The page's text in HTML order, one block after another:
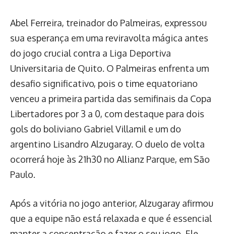
Abel Ferreira, treinador do Palmeiras, expressou
sua esperança em uma reviravolta mágica antes
do jogo crucial contra a Liga Deportiva
Universitaria de Quito. O Palmeiras enfrenta um
desafio significativo, pois o time equatoriano
venceu a primeira partida das semifinais da Copa
Libertadores por 3 a 0, com destaque para dois
gols do boliviano Gabriel Villamil e um do
argentino Lisandro Alzugaray. O duelo de volta
ocorrerá hoje às 21h30 no Allianz Parque, em São
Paulo.
Após a vitória no jogo anterior, Alzugaray afirmou
que a equipe não está relaxada e que é essencial